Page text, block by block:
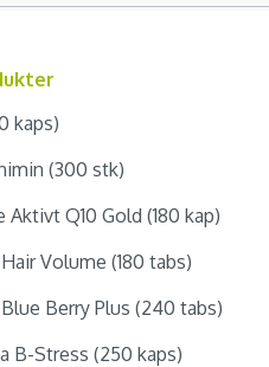
kaps)
(300 stk)
Q10 Gold (180 kap)
Volume (180 tabs)
Berry Plus (240 tabs)
B-Stress (250 kaps)